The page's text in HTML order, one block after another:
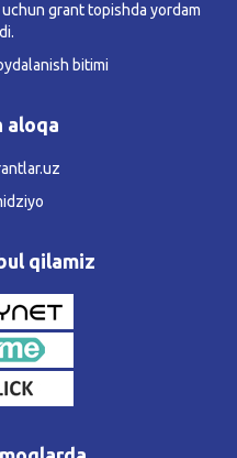
grant topishda yordam
bitimi
aloqa
qilamiz